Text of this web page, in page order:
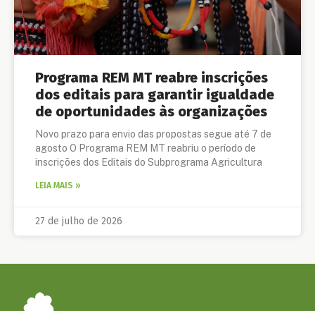
Programa REM MT reabre inscrições
dos editais para garantir igualdade
de oportunidades às organizações
Novo prazo para envio das propostas segue até 7 de
agosto O Programa REM MT reabriu o período de
inscrições dos Editais do Subprograma Agricultura
LEIA MAIS »
27 de julho de 2026